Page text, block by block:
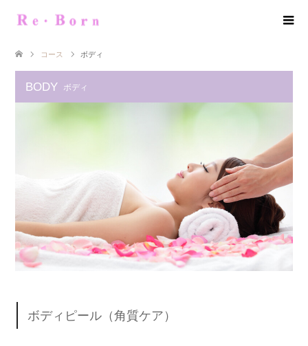
コース ボディ
BODY ボディ
ボディピール（角質ケア）